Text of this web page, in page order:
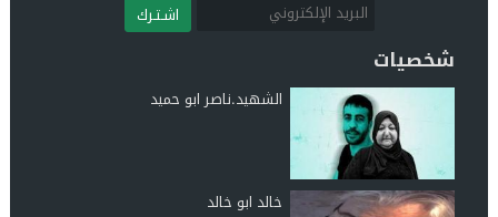
اشـتـرك
شخصيات
الشهيد.ناصر ابو حميد
خالد ابو خالد